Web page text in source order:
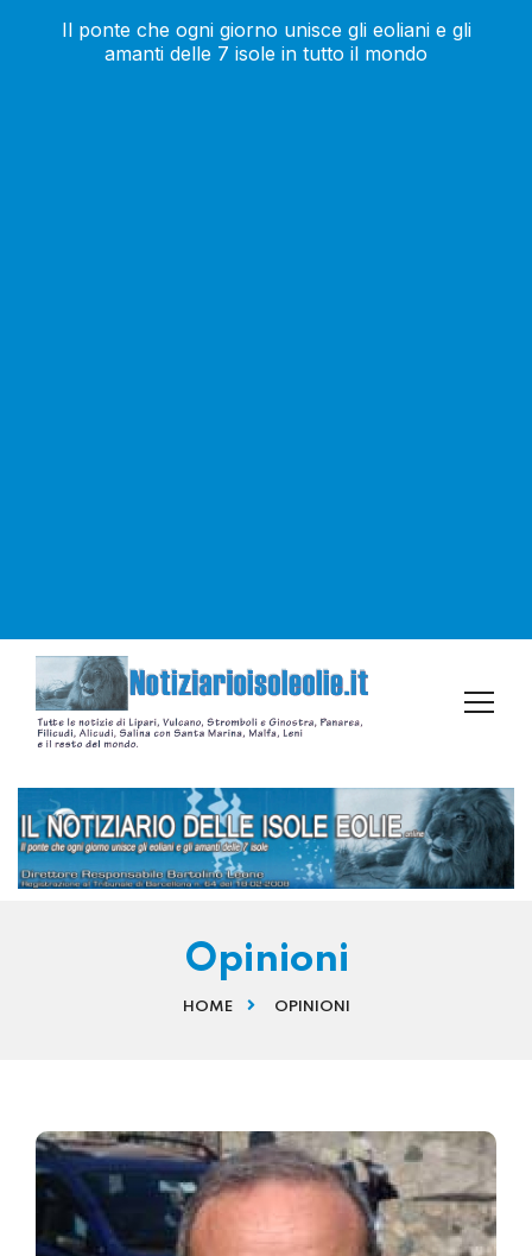
Il ponte che ogni giorno unisce gli eoliani e gli
amanti delle 7 isole in tutto il mondo
Opinioni
HOME OPINIONI